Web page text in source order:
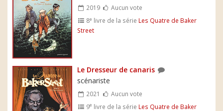
2019
Aucun vote
8e livre de la série Les Quatre de Baker
Street
Le Dresseur de canaris
scénariste
2021
Aucun vote
9e livre de la série Les Quatre de Baker